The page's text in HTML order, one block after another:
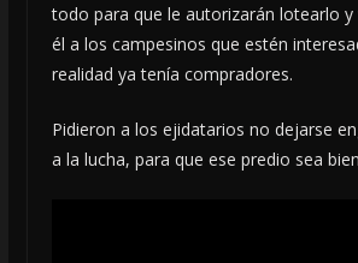
todo para que le autorizarán lotearlo y
él a los campesinos que estén
realidad ya tenía compradores.
Pidieron a los ejidatarios no dejarse
a la lucha, para que ese predio sea